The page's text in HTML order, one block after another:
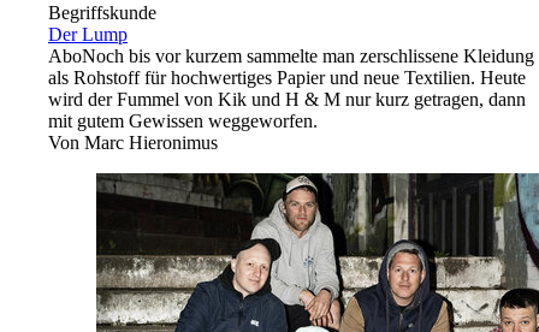
Begriffskunde
Der Lump
AboNoch bis vor kurzem sammelte man zerschlissene Kleidung
als Rohstoff für hochwertiges Papier und neue Textilien. Heute
wird der Fummel von Kik und H & M nur kurz getragen, dann
mit gutem Gewissen weggeworfen.
Von Marc Hieronimus